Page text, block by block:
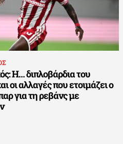
Η… διπλοβάρδια του
οι αλλαγές που ετοιμάζει ο
για τη ρεβάνς με